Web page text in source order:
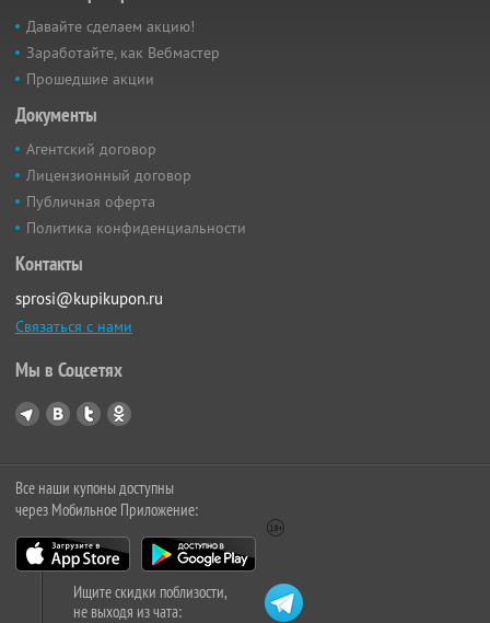
Давайте сделаем акцию!
Заработайте, как Вебмастер
Прошедшие акции
Документы
Агентский договор
Лицензионный договор
Публичная оферта
Политика конфиденциальности
Контакты
sprosi@kupikupon.ru
Связаться с нами
Мы в Соцсетях
Все наши купоны доступны
через Мобильное Приложение:
Ищите скидки поблизости,
не выходя из чата: